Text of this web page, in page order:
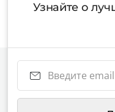
Узнайте о